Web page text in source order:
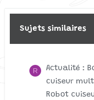
Sujets similaires
R
Actualité :
cuiseur
Robot